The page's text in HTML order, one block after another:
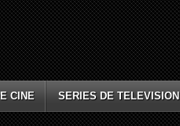
CINE SERIES DE TELEVISION